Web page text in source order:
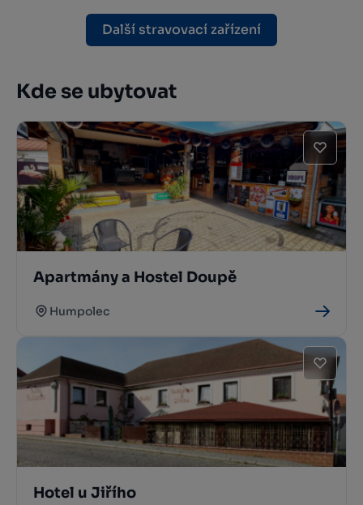
Další stravovací zařízení
Kde se ubytovat
Apartmány a Hostel Doupě
Humpolec
Hotel u Jiřího